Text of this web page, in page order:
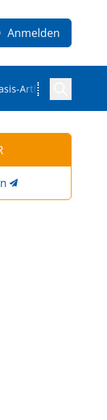
Anmelden
Arthritis